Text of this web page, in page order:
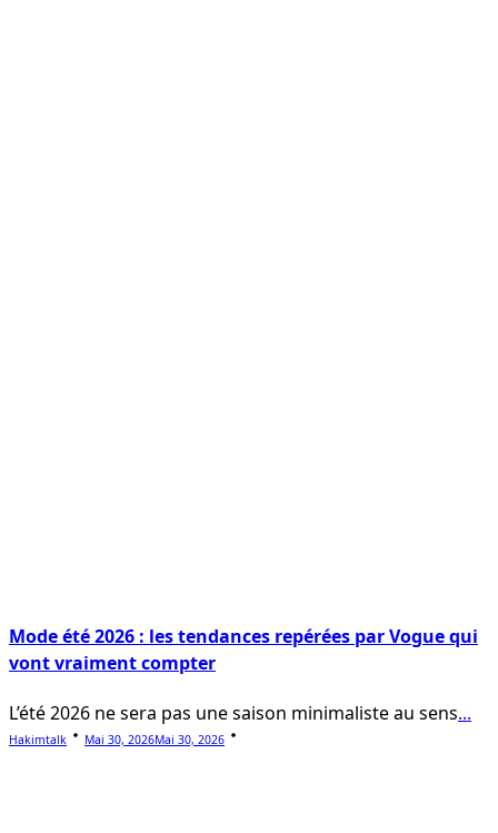
Mode été 2026 : les tendances repérées par Vogue qui
vont vraiment compter
L’été 2026 ne sera pas une saison minimaliste au sens...
Hakimtalk Mai 30, 2026Mai 30, 2026